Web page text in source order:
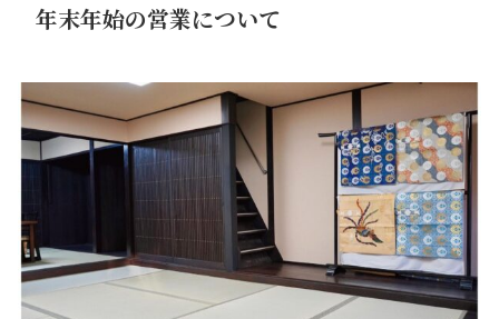
年末年始の営業について